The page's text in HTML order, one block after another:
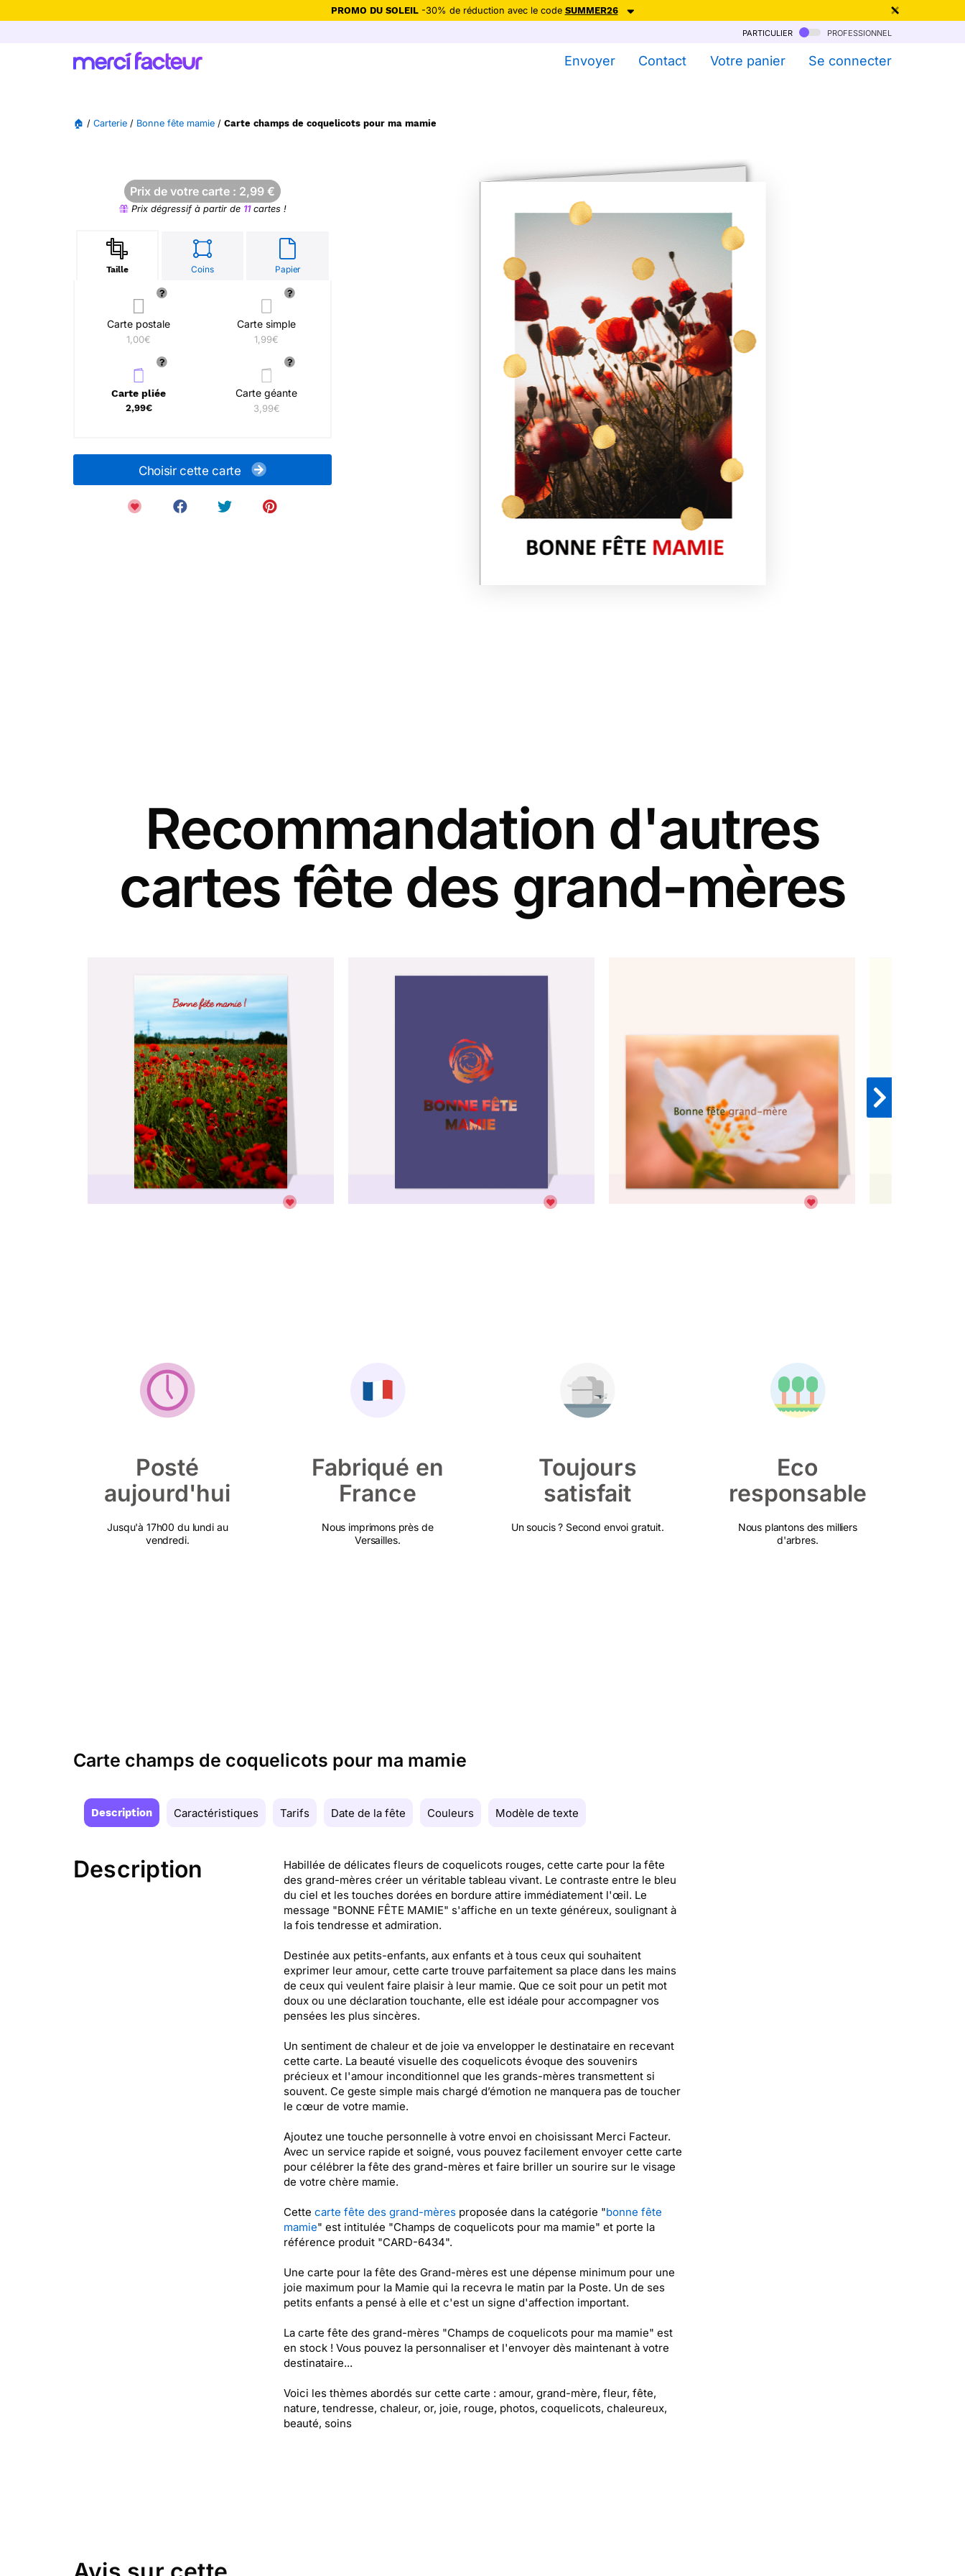
PROMO DU SOLEIL-30% de réduction avec le code SUMMER26
particulier professionnel
Envoyer Contact Votre panier Se connecter
🏠 / Carterie / Bonne fête mamie / Carte champs de coquelicots pour ma mamie
Prix de votre carte : 2,99 €
Prix dégressif à partir de 11cartes !
Taille Coins Papier
Carte postale
1,00€
Carte simple
1,99€
Carte pliée
2,99€
Carte géante
3,99€
Choisir cette carte
Recommandation d'autres
cartes fête des grand-mères
Posté
aujourd'hui
Jusqu'à 17h00 du lundi au
vendredi.
Fabriqué en
France
Nous imprimons près de
Versailles.
Toujours
satisfait
Un soucis ? Second envoi gratuit.
Eco
responsable
Nous plantons des milliers
d'arbres.
Carte champs de coquelicots pour ma mamie
Description Caractéristiques Tarifs Date de la fête Couleurs Modèle de texte
Description
Habillée de délicates fleurs de coquelicots rouges, cette carte pour la fête
des grand-mères créer un véritable tableau vivant. Le contraste entre le bleu
du ciel et les touches dorées en bordure attire immédiatement l'œil. Le
message "BONNE FÊTE MAMIE" s'affiche en un texte généreux, soulignant à
la fois tendresse et admiration.
Destinée aux petits-enfants, aux enfants et à tous ceux qui souhaitent
exprimer leur amour, cette carte trouve parfaitement sa place dans les mains
de ceux qui veulent faire plaisir à leur mamie. Que ce soit pour un petit mot
doux ou une déclaration touchante, elle est idéale pour accompagner vos
pensées les plus sincères.
Un sentiment de chaleur et de joie va envelopper le destinataire en recevant
cette carte. La beauté visuelle des coquelicots évoque des souvenirs
précieux et l'amour inconditionnel que les grands-mères transmettent si
souvent. Ce geste simple mais chargé d’émotion ne manquera pas de toucher
le cœur de votre mamie.
Ajoutez une touche personnelle à votre envoi en choisissant Merci Facteur.
Avec un service rapide et soigné, vous pouvez facilement envoyer cette carte
pour célébrer la fête des grand-mères et faire briller un sourire sur le visage
de votre chère mamie.
Cette carte fête des grand-mèresproposée dans la catégorie "bonne fête
mamie" est intitulée "Champs de coquelicots pour ma mamie" et porte la
référence produit "CARD-6434".
Une carte pour la fête des Grand-mères est une dépense minimum pour une
joie maximum pour la Mamie qui la recevra le matin par la Poste. Un de ses
petits enfants a pensé à elle et c'est un signe d'affection important.
La carte fête des grand-mères "Champs de coquelicots pour ma mamie" est
en stock ! Vous pouvez la personnaliser et l'envoyer dès maintenant à votre
destinataire...
Voici les thèmes abordés sur cette carte : amour, grand-mère, fleur, fête,
nature, tendresse, chaleur, or, joie, rouge, photos, coquelicots, chaleureux,
beauté, soins